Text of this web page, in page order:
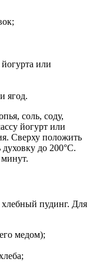
или
ягод.
соль, соду,
йогурт или
Сверху положить
до 200°С.
пудинг. Для
медом);